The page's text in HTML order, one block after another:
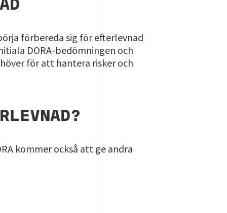
förbereda sig för efterlevnad
DORA-bedömningen och
för att hantera risker och
kommer också att ge andra